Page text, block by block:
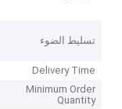
تسليط الضوء
Delivery Time
Minimum Order
Quantity